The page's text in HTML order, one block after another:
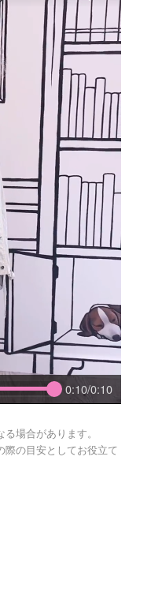
0:10/0:10
場合があります。
の目安としてお役立て